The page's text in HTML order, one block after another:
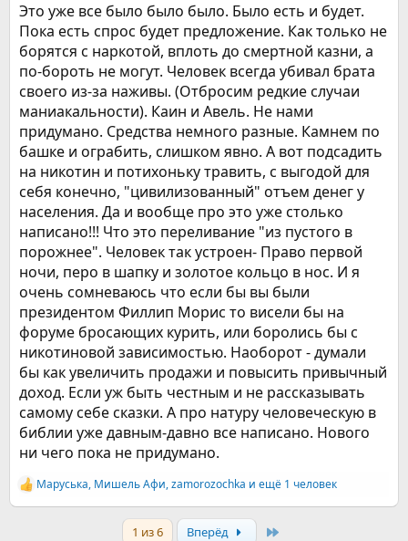
Это уже все было было было. Было есть и будет.
Пока есть спрос будет предложение. Как только не
борятся с наркотой, вплоть до смертной казни, а
по-бороть не могут. Человек всегда убивал брата
своего из-за наживы. (Отбросим редкие случаи
маниакальности). Каин и Авель. Не нами
придумано. Средства немного разные. Камнем по
башке и ограбить, слишком явно. А вот подсадить
на никотин и потихоньку травить, с выгодой для
себя конечно, "цивилизованный" отъем денег у
населения. Да и вообще про это уже столько
написано!!! Что это переливание "из пустого в
порожнее". Человек так устроен- Право первой
ночи, перо в шапку и золотое кольцо в нос. И я
очень сомневаюсь что если бы вы были
президентом Филлип Морис то висели бы на
форуме бросающих курить, или боролись бы с
никотиновой зависимостью. Наоборот - думали
бы как увеличить продажи и повысить привычный
доход. Если уж быть честным и не рассказывать
самому себе сказки. А про натуру человеческую в
библии уже давным-давно все написано. Нового
ни чего пока не придумано.
Р
е
Маруська, Мишель Афи,zamorozochka и ещё 1 человек
1 из 6 Вперёд